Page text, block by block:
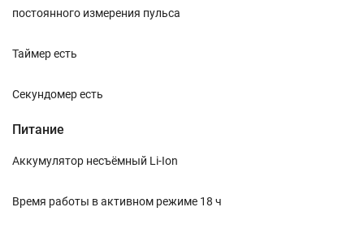
постоянного измерения пульса
Таймер есть
Секундомер есть
Питание
Аккумулятор несъёмный Li-Ion
Время работы в активном режиме 18 ч